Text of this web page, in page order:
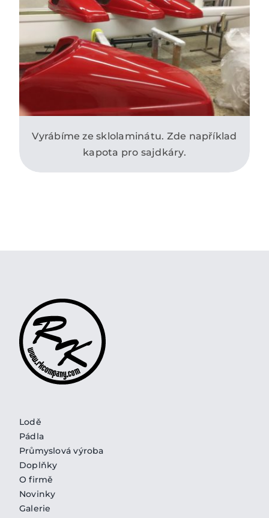
Vyrábíme ze sklolaminátu. Zde například
kapota pro sajdkáry.
Lodě
Pádla
Průmyslová výroba
Doplňky
O firmě
Novinky
Galerie